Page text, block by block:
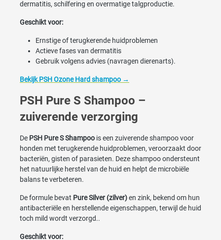
dermatitis, schilfering en overmatige talgproductie.
Geschikt voor:
Ernstige of terugkerende huidproblemen
Actieve fases van dermatitis
Gebruik volgens advies (navragen dierenarts).
Bekijk PSH Ozone Hard shampoo →
PSH Pure S Shampoo –
zuiverende verzorging
De PSH Pure S Shampoo is een zuiverende shampoo voor
honden met terugkerende huidproblemen, veroorzaakt door
bacteriën, gisten of parasieten. Deze shampoo ondersteunt
het natuurlijke herstel van de huid en helpt de microbiële
balans te verbeteren.
De formule bevat Pure Silver (zilver)en zink, bekend om hun
antibacteriële en herstellende eigenschappen, terwijl de huid
toch mild wordt verzorgd..
Geschikt voor: